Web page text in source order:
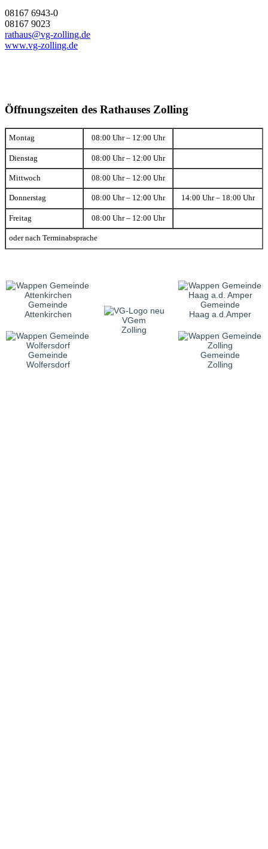
08167 6943-0
08167 9023
rathaus@vg-zolling.de
www.vg-zolling.de
Öffnungszeiten des Rathauses Zolling
Montag 08:00 Uhr – 12:00 Uhr
Dienstag 08:00 Uhr – 12:00 Uhr
Mittwoch 08:00 Uhr – 12:00 Uhr
Donnerstag 08:00 Uhr – 12:00 Uhr 14:00 Uhr – 18:00 Uhr
Freitag 08:00 Uhr – 12:00 Uhr
oder nach Terminabsprache
Gemeinde
Attenkirchen
VGem
Zolling
Gemeinde
Haag a.d.Amper
Gemeinde
Wolfersdorf
Gemeinde
Zolling